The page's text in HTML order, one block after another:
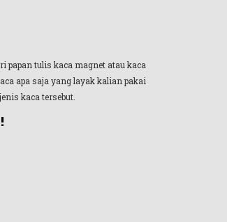
papan tulis kaca magnet atau kaca
apa saja yang layak kalian pakai
kaca tersebut.